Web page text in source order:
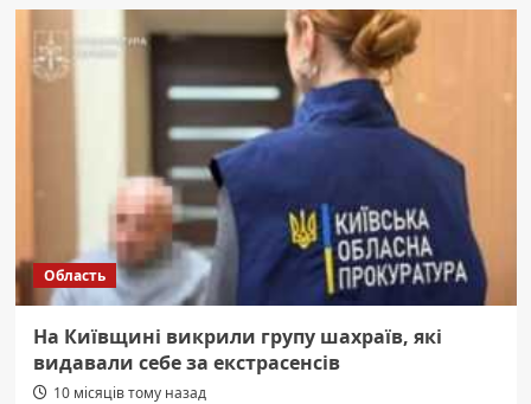
Київщині
шестеро
–
травмовані
Область
На Київщині викрили групу шахраїв, які
видавали себе за екстрасенсів
10 місяців тому назад